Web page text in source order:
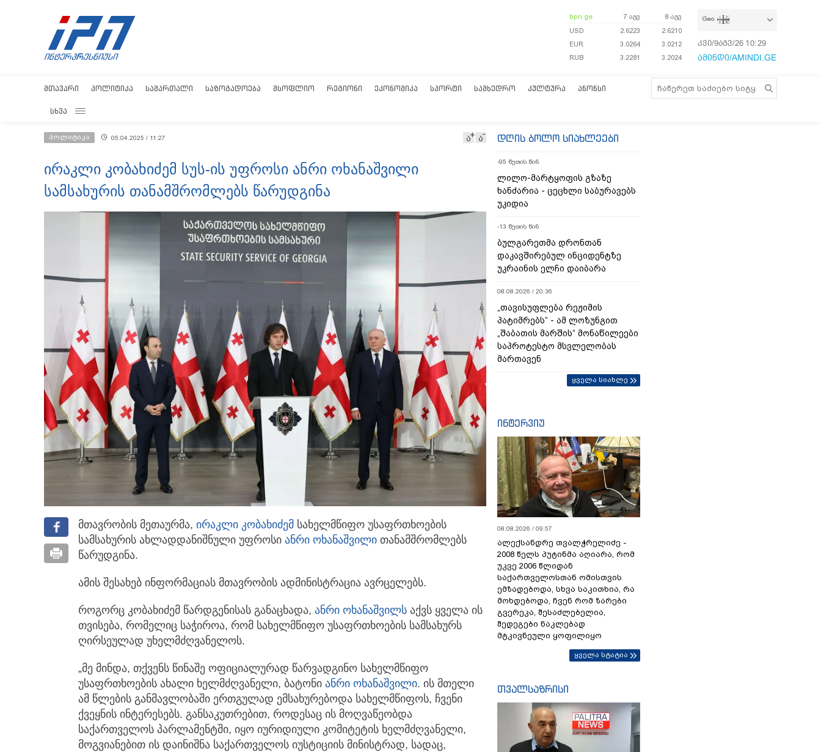
bpn.ge 7 აგვ
8 აგვ
USD
2.6223
2.6210
EUR
3.0264
3.0212
RUB
3.2281 3.2024
Geo
კვი/9აგვ/26 10:29:41
ამინდი/AMINDI.GE
ᲛᲗᲐᲕᲐᲠᲘ ᲞᲝᲚᲘᲢᲘᲙᲐ ᲡᲐᲛᲐᲠᲗᲐᲚᲘ ᲡᲐᲖᲝᲒᲐᲓᲝᲔᲑᲐ ᲛᲡᲝᲤᲚᲘᲝ ᲠᲔᲒᲘᲝᲜᲘ ᲔᲙᲝᲜᲝᲛᲘᲙᲐ ᲡᲞᲝᲠᲢᲘ ᲡᲐᲛᲮᲔᲓᲠᲝ ᲙᲣᲚᲢᲣᲠᲐ ᲐᲜᲝᲜᲡᲘ
ᲡᲮᲕᲐ
პოლიტიკა 05.04.2025 / 11:27 ა ა
ირაკლი კობახიძემ სუს-ის უფროსი ანრი ოხანაშვილი
სამსახურის თანამშრომლებს წარუდგინა
მთავრობის მეთაურმა, ირაკლი კობახიძემ სახელმწიფო უსაფრთხოების
სამსახურის ახლადდანიშნული უფროსი ანრი ოხანაშვილი თანამშრომლებს
წარუდგინა.
ამის შესახებ ინფორმაციას მთავრობის ადმინისტრაცია ავრცელებს.
როგორც კობახიძემ წარდგენისას განაცხადა, ანრი ოხანაშვილს აქვს ყველა ის
თვისება, რომელიც საჭიროა, რომ სახელმწიფო უსაფრთხოების სამსახურს
ღირსეულად უხელმძღვანელოს.
„მე მინდა, თქვენს წინაშე ოფიციალურად წარვადგინო სახელმწიფო
უსაფრთხოების ახალი ხელმძღვანელი, ბატონი ანრი ოხანაშვილი. ის მთელი
ამ წლების განმავლობაში ერთგულად ემსახურებოდა სახელმწიფოს, ჩვენი
ქვეყნის ინტერესებს. განსაკუთრებით, როდესაც ის მოღვაწეობდა
საქართველოს პარლამენტში, იყო იურიდიული კომიტეტის ხელმძღვანელი,
მოგვიანებით ის დაინიშნა საქართველოს იუსტიციის მინისტრად, სადაც,
დღის ბოლო სიახლეები
-95 წუთის წინ
ლილო-მარტყოფის გზაზე
ხანძარია - ცეცხლი საბურავებს
უკიდია
-13 წუთის წინ
ბულგარეთმა დრონთან
დაკავშირებულ ინციდენტზე
უკრაინის ელჩი დაიბარა
08.08.2026 / 20:36
„თავისუფლება რეჟიმის
პატიმრებს“ - ამ ლოზუნგით
„შაბათის მარშის“ მონაწილეები
საპროტესტო მსვლელობას
მართავენ
ყველა სიახლე
ინტერვიუ
08.08.2026 / 09:57
ალექსანდრე თვალჭრელიძე -
2008 წელს პუტინმა აღიარა, რომ
უკვე 2006 წლიდან
საქართველოსთან ომისთვის
ემზადებოდა, სხვა საკითხია, რა
მოხდებოდა, ჩვენ რომ ზარები
გვერეკა, შესაძლებელია,
შედეგები ნაკლებად
მტკივნეული ყოფილიყო
ყველა სტატია
თვალსაზრისი